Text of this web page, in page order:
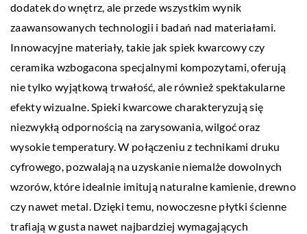
dodatek do wnętrz, ale przede wszystkim wynik
zaawansowanych technologii i badań nad materiałami.
Innowacyjne materiały, takie jak spiek kwarcowy czy
ceramika wzbogacona specjalnymi kompozytami, oferują
nie tylko wyjątkową trwałość, ale również spektakularne
efekty wizualne. Spieki kwarcowe charakteryzują się
niezwykłą odpornością na zarysowania, wilgoć oraz
wysokie temperatury. W połączeniu z technikami druku
cyfrowego, pozwalają na uzyskanie niemalże dowolnych
wzorów, które idealnie imitują naturalne kamienie, drewno
czy nawet metal. Dzięki temu, nowoczesne płytki ścienne
trafiają w gusta nawet najbardziej wymagających